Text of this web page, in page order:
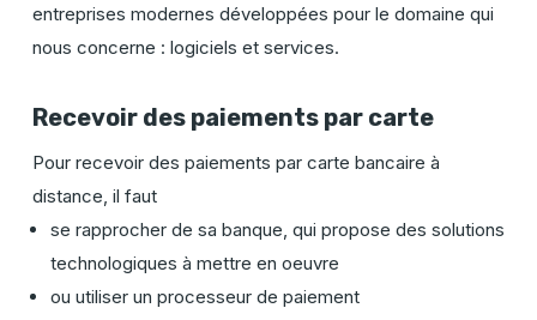
entreprises modernes développées pour le domaine qui
nous concerne : logiciels et services.
Recevoir des paiements par carte
Pour recevoir des paiements par carte bancaire à
distance, il faut
se rapprocher de sa banque, qui propose des solutions
technologiques à mettre en oeuvre
ou utiliser un processeur de paiement